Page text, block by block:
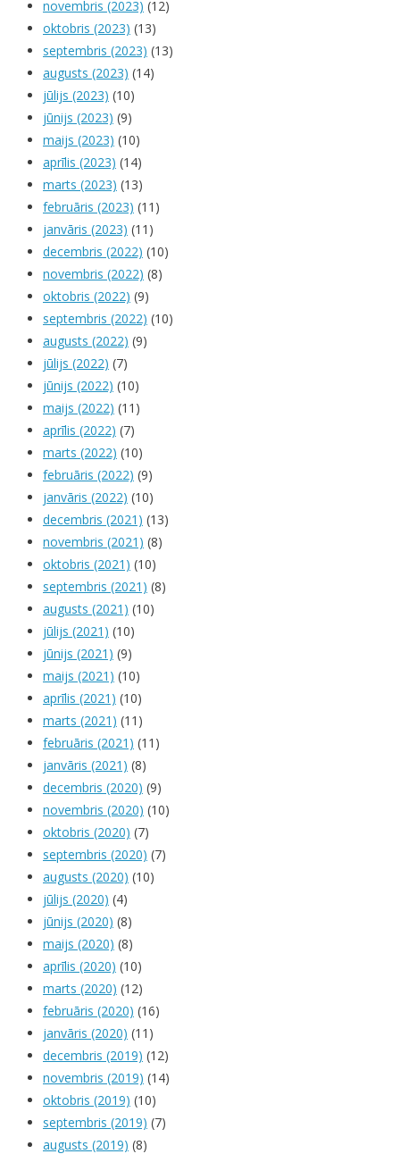
novembris (2023) (12)
oktobris (2023) (13)
septembris (2023) (13)
augusts (2023) (14)
jūlijs (2023) (10)
jūnijs (2023) (9)
maijs (2023) (10)
aprīlis (2023) (14)
marts (2023) (13)
februāris (2023) (11)
janvāris (2023) (11)
decembris (2022) (10)
novembris (2022) (8)
oktobris (2022) (9)
septembris (2022) (10)
augusts (2022) (9)
jūlijs (2022) (7)
jūnijs (2022) (10)
maijs (2022) (11)
aprīlis (2022) (7)
marts (2022) (10)
februāris (2022) (9)
janvāris (2022) (10)
decembris (2021) (13)
novembris (2021) (8)
oktobris (2021) (10)
septembris (2021) (8)
augusts (2021) (10)
jūlijs (2021) (10)
jūnijs (2021) (9)
maijs (2021) (10)
aprīlis (2021) (10)
marts (2021) (11)
februāris (2021) (11)
janvāris (2021) (8)
decembris (2020) (9)
novembris (2020) (10)
oktobris (2020) (7)
septembris (2020) (7)
augusts (2020) (10)
jūlijs (2020) (4)
jūnijs (2020) (8)
maijs (2020) (8)
aprīlis (2020) (10)
marts (2020) (12)
februāris (2020) (16)
janvāris (2020) (11)
decembris (2019) (12)
novembris (2019) (14)
oktobris (2019) (10)
septembris (2019) (7)
augusts (2019) (8)